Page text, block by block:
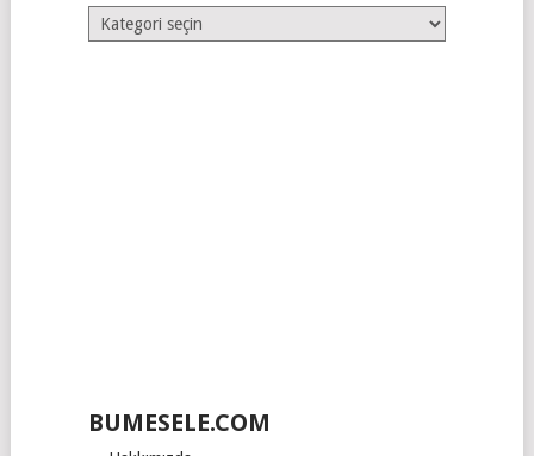
Tüm
Kategoriler
BUMESELE.COM